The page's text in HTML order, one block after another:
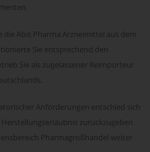
die Abis Pharma Arzneimittel aus dem
Sie entsprechend den
Sie als zugelassener Reimporteur
Anforderungen entschied sich
zurückzugeben
Pharmagroßhandel weiter